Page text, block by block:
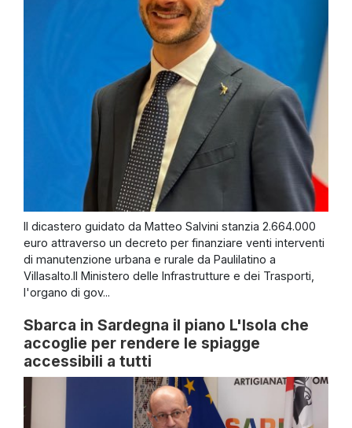
Il dicastero guidato da Matteo Salvini stanzia 2.664.000
euro attraverso un decreto per finanziare venti interventi
di manutenzione urbana e rurale da Paulilatino a
Villasalto.Il Ministero delle Infrastrutture e dei Trasporti,
l'organo di gov...
Sbarca in Sardegna il piano L'Isola che
accoglie per rendere le spiagge
accessibili a tutti